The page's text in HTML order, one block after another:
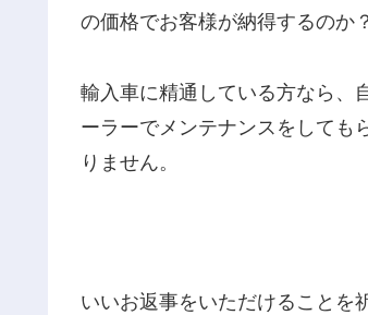
の価格でお客様が納得するのか
輸入車に精通している方なら、
ーラーでメンテナンスをして
りません。
いいお返事をいただけることを